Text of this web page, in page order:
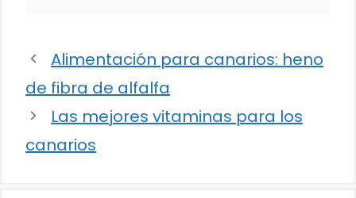
Alimentación para canarios: heno
de fibra de alfalfa
Las mejores vitaminas para los
canarios